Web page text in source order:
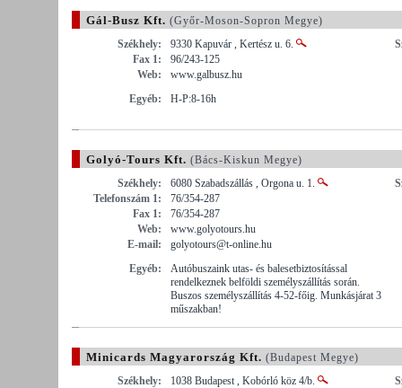
Gál-Busz Kft. (Győr-Moson-Sopron Megye)
Székhely:
9330 Kapuvár , Kertész u. 6.
Fax 1:
96/243-125
Web:
www.galbusz.hu
Egyéb:
H-P:8-16h
Golyó-Tours Kft. (Bács-Kiskun Megye)
Székhely:
6080 Szabadszállás , Orgona u. 1.
Telefonszám 1:
76/354-287
Fax 1:
76/354-287
Web:
www.golyotours.hu
E-mail:
golyotours@t-online.hu
Egyéb:
Autóbuszaink utas- és balesetbiztosítással
rendelkeznek belföldi személyszállítás során.
Buszos személyszállítás 4-52-főig. Munkásjárat 3
műszakban!
Minicards Magyarország Kft. (Budapest Megye)
Székhely:
1038 Budapest , Kobórló köz 4/b.